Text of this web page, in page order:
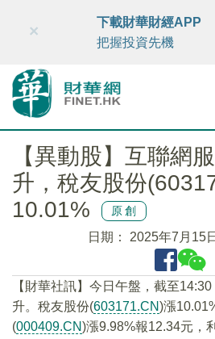
財華智庫網 FINTV
×
下載財華財經APP
把握投資先機
【異動股】互聯網
升，稅友股份
10.01%
原創
日期： 2025年7月15
【財華社訊】今日午盤，截至
升。稅友股份(603171.CN)漲
(000409.CN)漲9.98%報12.34元，